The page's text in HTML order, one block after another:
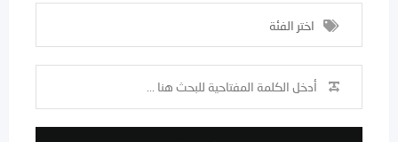
اختر الفئة